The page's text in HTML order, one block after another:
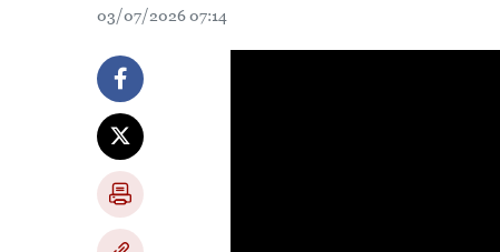
03/07/2026 07:14